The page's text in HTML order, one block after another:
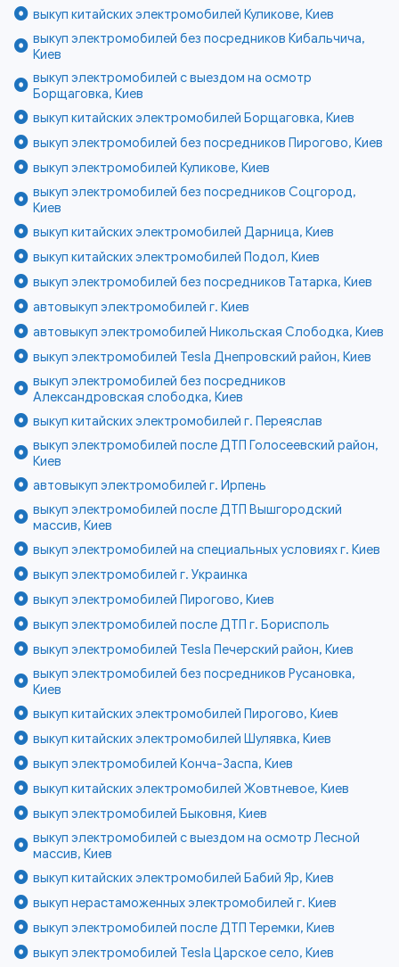
выкуп китайских электромобилей Куликове, Киев
выкуп электромобилей без посредников Кибальчича,
Киев
выкуп электромобилей с выездом на осмотр
Борщаговка, Киев
выкуп китайских электромобилей Борщаговка, Киев
выкуп электромобилей без посредников Пирогово, Киев
выкуп электромобилей Куликове, Киев
выкуп электромобилей без посредников Соцгород,
Киев
выкуп китайских электромобилей Дарница, Киев
выкуп китайских электромобилей Подол, Киев
выкуп электромобилей без посредников Татарка, Киев
автовыкуп электромобилей г. Киев
автовыкуп электромобилей Никольская Слободка, Киев
выкуп электромобилей Tesla Днепровский район, Киев
выкуп электромобилей без посредников
Александровская слободка, Киев
выкуп китайских электромобилей г. Переяслав
выкуп электромобилей после ДТП Голосеевский район,
Киев
автовыкуп электромобилей г. Ирпень
выкуп электромобилей после ДТП Вышгородский
массив, Киев
выкуп электромобилей на специальных условиях г. Киев
выкуп электромобилей г. Украинка
выкуп электромобилей Пирогово, Киев
выкуп электромобилей после ДТП г. Борисполь
выкуп электромобилей Tesla Печерский район, Киев
выкуп электромобилей без посредников Русановка,
Киев
выкуп китайских электромобилей Пирогово, Киев
выкуп китайских электромобилей Шулявка, Киев
выкуп электромобилей Конча-Заспа, Киев
выкуп китайских электромобилей Жовтневое, Киев
выкуп электромобилей Быковня, Киев
выкуп электромобилей с выездом на осмотр Лесной
массив, Киев
выкуп китайских электромобилей Бабий Яр, Киев
выкуп нерастаможенных электромобилей г. Киев
выкуп электромобилей после ДТП Теремки, Киев
выкуп электромобилей Tesla Царское село, Киев